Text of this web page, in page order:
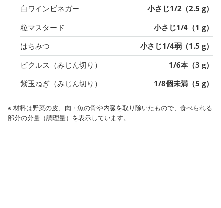
白ワインビネガー
小さじ1/2（2.5 g）
粒マスタード
小さじ1/4（1 g）
はちみつ
小さじ1/4弱（1.5 g）
ピクルス（みじん切り）
1/6本（3 g）
紫玉ねぎ（みじん切り）
1/8個未満（5 g）
※ 材料は野菜の皮、肉・魚の骨や内臓を取り除いたもので、食べられる
部分の分量（調理量）を表示しています。